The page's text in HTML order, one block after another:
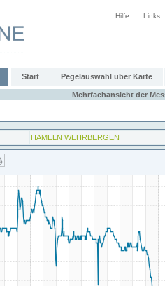
Hilfe Links
Start Pegelauswahl über Karte
Mehrfachansicht der
HAMELN WEHRBERGEN